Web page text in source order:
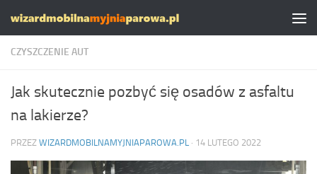
Skip to content
CZYSZCZENIE AUT
Jak skutecznie pozbyć się osadów z asfaltu
na lakierze?
PRZEZ WIZARDMOBILNAMYJNIAPAROWA.PL · 14 LUTEGO 2022